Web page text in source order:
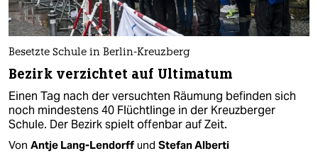
Besetzte Schule in Berlin-Kreuzberg
Bezirk verzichtet auf Ultimatum
Einen Tag nach der versuchten Räumung befinden sich
noch mindestens 40 Flüchtlinge in der Kreuzberger
Schule. Der Bezirk spielt offenbar auf Zeit.
Von Antje Lang-Lendorff und Stefan Alberti